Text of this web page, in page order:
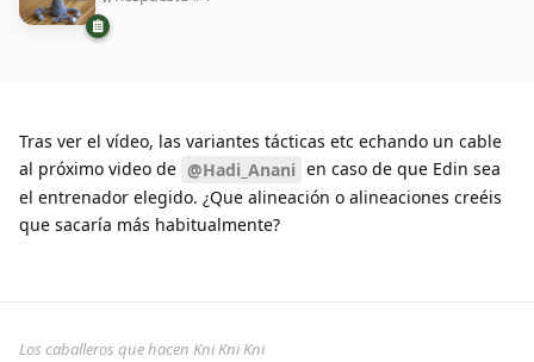
Tras ver el vídeo, las variantes tácticas etc echando un cable
al próximo video de @Hadi_Anani en caso de que Edin sea
el entrenador elegido. ¿Que alineación o alineaciones creéis
que sacaría más habitualmente?
Los caballeros que hacen Kni Kni Kni